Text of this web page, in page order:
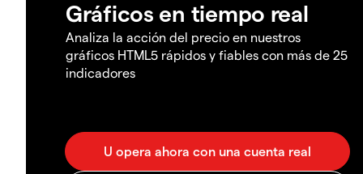
Gráficos en tiempo real
Analiza la acción del precio en nuestros
gráficos HTML5 rápidos y fiables con más de 25
indicadores